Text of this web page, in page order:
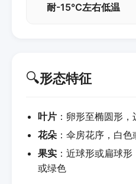
耐-15℃左右低温
🔍形态特征
叶片 ：卵形至椭圆形
花朵 ：伞房花序，白
果实 ：近球形或扁球
或绿色